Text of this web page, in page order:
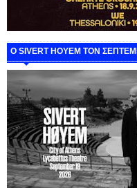
Ο SIVERT HOYEM ΤΟΝ